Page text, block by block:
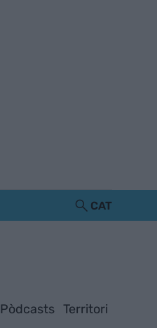
CAT
Pòdcasts Territori